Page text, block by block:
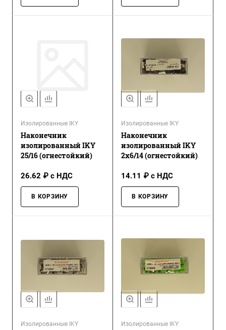
Изолированные IKY
Наконечник
изолированный IKY
25/16 (огнестойкий)
26.62 ₽ с НДС
В КОРЗИНУ
Изолированные IKY
Наконечник
изолированный IKY
2x6/14 (огнестойкий)
14.11 ₽ с НДС
В КОРЗИНУ
Изолированные IKY Изолированные IKY